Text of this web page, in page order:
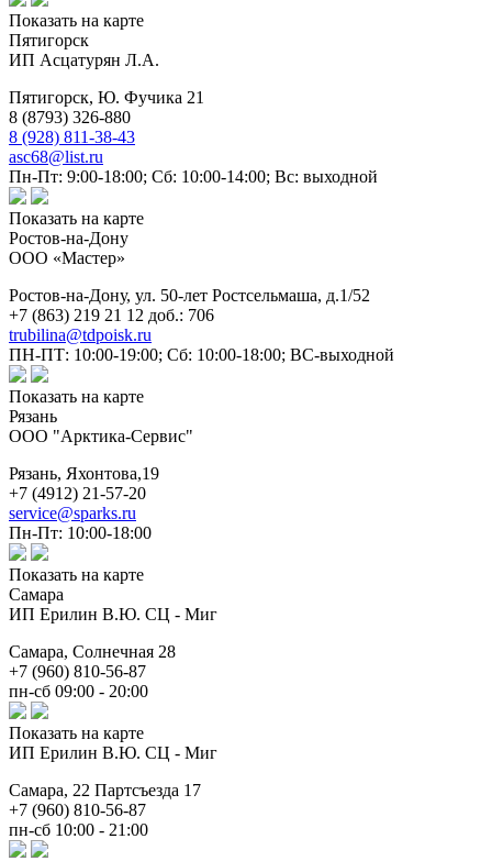
Показать на карте
Пятигорск
ИП Асцатурян Л.А.
Пятигорск, Ю. Фучика 21
8 (8793) 326-880
8 (928) 811-38-43
asc68@list.ru
Пн-Пт: 9:00-18:00; Сб: 10:00-14:00; Вс: выходной
Показать на карте
Ростов-на-Дону
ООО «Мастер»
Ростов-на-Дону, ул. 50-лет Ростсельмаша, д.1/52
+7 (863) 219 21 12 доб.: 706
trubilina@tdpoisk.ru
ПН-ПТ: 10:00-19:00; Сб: 10:00-18:00; ВС-выходной
Показать на карте
Рязань
ООО "Арктика-Сервис"
Рязань, Яхонтова,19
+7 (4912) 21-57-20
service@sparks.ru
Пн-Пт: 10:00-18:00
Показать на карте
Самара
ИП Ерилин В.Ю. СЦ - Миг
Самара, Солнечная 28
+7 (960) 810-56-87
пн-сб 09:00 - 20:00
Показать на карте
ИП Ерилин В.Ю. СЦ - Миг
Самара, 22 Партсъезда 17
+7 (960) 810-56-87
пн-сб 10:00 - 21:00